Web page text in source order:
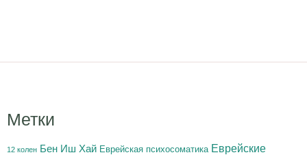
Метки
12 колен Бен Иш Хай Еврейская психосоматика Еврейские